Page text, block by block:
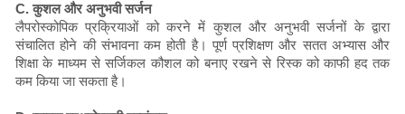
C. कुशल और अनुभवी सर्जन
लैपरोस्कोपिक प्रक्रियाओं को करने में कुशल और अनुभवी सर्जनों के द्वारा
संचालित होने की संभावना कम होती है। पूर्ण प्रशिक्षण और सतत अभ्यास और
शिक्षा के माध्यम से सर्जिकल कौशल को बनाए रखने से रिस्क को काफी हद तक
कम किया जा सकता है।